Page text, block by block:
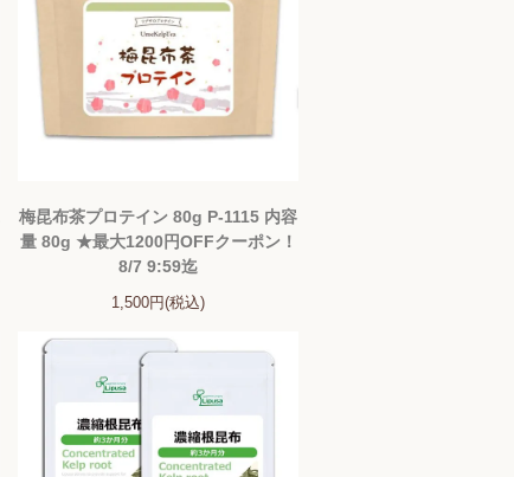
梅昆布茶プロテイン 80g P-1115 内容
量 80g ★最大1200円OFFクーポン！
8/7 9:59迄
1,500円(税込)